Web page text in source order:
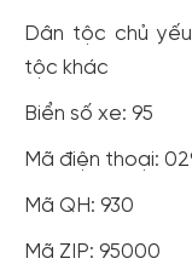
Dân tộc chủ
tộc khác
Biển số xe: 95
Mã điện thoại:
Mã QH: 930
Mã ZIP: 95000